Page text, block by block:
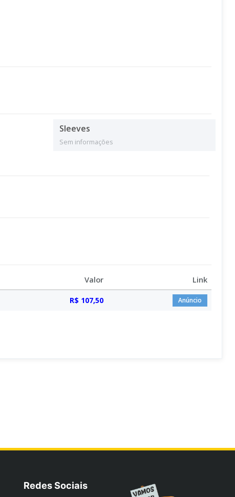
Sleeves
Sem informações
Valor Link
R$ 107,50 Anúncio
Redes Sociais